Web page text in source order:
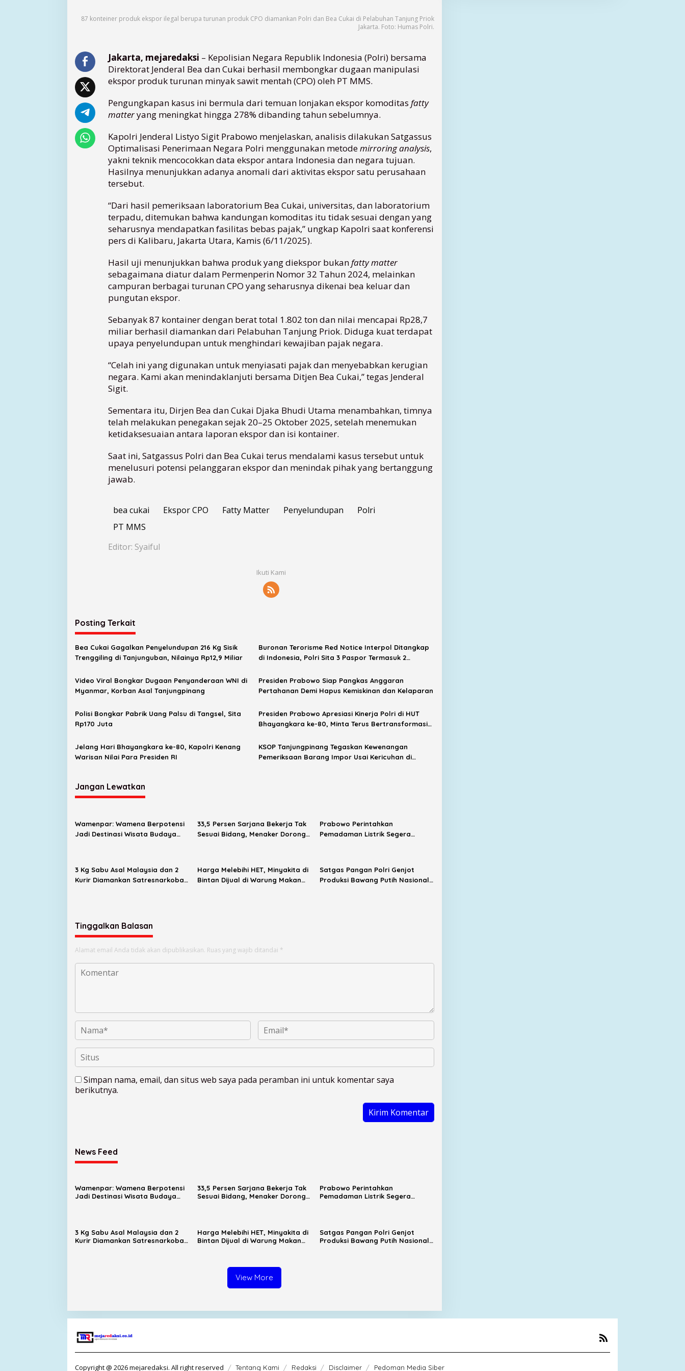
C
i
B
o
g
k
r
D
u
g
a
a
M
a
i
p
l
a
s
i
k
p
o
T
u
n
a
C
O
S
l
i
p
87 konteiner produk ekspor ilegal berupa turunan produk CPO diamankan Polri dan Bea Cukai di Pelabuhan Tanjung Priok
Jakarta. Foto: Humas Polri.
Jakarta, mejaredaksi – Kepolisian Negara Republik Indonesia (Polri) bersama
Direktorat Jenderal Bea dan Cukai berhasil membongkar dugaan manipulasi
ekspor produk turunan minyak sawit mentah (CPO) oleh PT MMS.
Pengungkapan kasus ini bermula dari temuan lonjakan ekspor komoditas fatty
matteryang meningkat hingga 278% dibanding tahun sebelumnya.
Kapolri Jenderal Listyo Sigit Prabowo menjelaskan, analisis dilakukan Satgassus
Optimalisasi Penerimaan Negara Polri menggunakan metodemirroring analysis,
yakni teknik mencocokkan data ekspor antara Indonesia dan negara tujuan.
Hasilnya menunjukkan adanya anomali dari aktivitas ekspor satu perusahaan
tersebut.
“Dari hasil pemeriksaan laboratorium Bea Cukai, universitas, dan laboratorium
terpadu, ditemukan bahwa kandungan komoditas itu tidak sesuai dengan yang
seharusnya mendapatkan fasilitas bebas pajak,” ungkap Kapolri saat konferensi
pers di Kalibaru, Jakarta Utara, Kamis (6/11/2025).
Hasil uji menunjukkan bahwa produk yang diekspor bukanfatty matter
sebagaimana diatur dalam Permenperin Nomor 32 Tahun 2024, melainkan
campuran berbagai turunan CPO yang seharusnya dikenai bea keluar dan
pungutan ekspor.
Sebanyak 87 kontainer dengan berat total 1.802 ton dan nilai mencapai Rp28,7
miliar berhasil diamankan dari Pelabuhan Tanjung Priok. Diduga kuat terdapat
upaya penyelundupan untuk menghindari kewajiban pajak negara.
“Celah ini yang digunakan untuk menyiasati pajak dan menyebabkan kerugian
negara. Kami akan menindaklanjuti bersama Ditjen Bea Cukai,” tegas Jenderal
Sigit.
Sementara itu, Dirjen Bea dan Cukai Djaka Bhudi Utama menambahkan, timnya
telah melakukan penegakan sejak 20–25 Oktober 2025, setelah menemukan
ketidaksesuaian antara laporan ekspor dan isi kontainer.
Saat ini, Satgassus Polri dan Bea Cukai terus mendalami kasus tersebut untuk
menelusuri potensi pelanggaran ekspor dan menindak pihak yang bertanggung
jawab.
bea cukai Ekspor CPO Fatty Matter Penyelundupan
Polri
PT MMS
Editor: Syaiful
Ikuti Kami
Posting Terkait
Bea Cukai Gagalkan Penyelundupan 216 Kg Sisik
Trenggiling di Tanjunguban, Nilainya Rp12,9 Miliar
Buronan Terorisme Red Notice Interpol Ditangkap
di Indonesia, Polri Sita 3 Paspor Termasuk 2
Video Viral Bongkar Dugaan Penyanderaan WNI di
Myanmar, Korban Asal Tanjungpinang
Presiden Prabowo Siap Pangkas Anggaran
Pertahanan Demi Hapus Kemiskinan dan Kelaparan
Polisi Bongkar Pabrik Uang Palsu di Tangsel, Sita
Rp170 Juta
Presiden Prabowo Apresiasi Kinerja Polri di HUT
Bhayangkara ke-80, Minta Terus Bertransformasi
Jelang Hari Bhayangkara ke-80, Kapolri Kenang
Warisan Nilai Para Presiden RI
KSOP Tanjungpinang Tegaskan Kewenangan
Pemeriksaan Barang Impor Usai Kericuhan di
Jangan Lewatkan
Wamenpar: Wamena Berpotensi
Jadi Destinasi Wisata Budaya
33,5 Persen Sarjana Bekerja Tak
Sesuai Bidang, Menaker Dorong
Prabowo Perintahkan
Pemadaman Listrik Segera
3 Kg Sabu Asal Malaysia dan 2
Kurir Diamankan Satresnarkoba
Harga Melebihi HET, Minyakita di
Bintan Dijual di Warung Makan
Satgas Pangan Polri Genjot
Produksi Bawang Putih Nasional,
Tinggalkan Balasan
Alamat email Anda tidak akan dipublikasikan. Ruas yang wajib ditandai *
Simpan nama, email, dan situs web saya pada peramban ini untuk komentar saya
berikutnya.
News Feed
Wamenpar: Wamena Berpotensi
Jadi Destinasi Wisata Budaya
33,5 Persen Sarjana Bekerja Tak
Sesuai Bidang, Menaker Dorong
Prabowo Perintahkan
Pemadaman Listrik Segera
3 Kg Sabu Asal Malaysia dan 2
Kurir Diamankan Satresnarkoba
Harga Melebihi HET, Minyakita di
Bintan Dijual di Warung Makan
Satgas Pangan Polri Genjot
Produksi Bawang Putih Nasional,
View More
Copyright @ 2026 mejaredaksi. All right reserved Tentang Kami Redaksi Disclaimer Pedoman Media Siber